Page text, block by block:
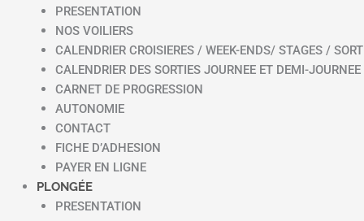
PRESENTATION
NOS VOILIERS
CALENDRIER CROISIERES / WEEK-ENDS/ STAGES /
CALENDRIER DES SORTIES JOURNEE ET DEMI-JOURNEE
CARNET DE PROGRESSION
AUTONOMIE
CONTACT
FICHE D’ADHESION
PAYER EN LIGNE
PLONGÉE
PRESENTATION